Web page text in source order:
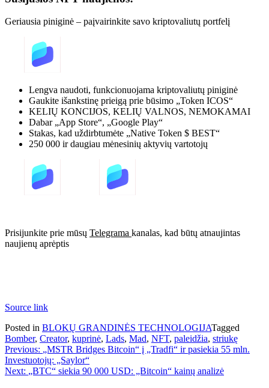
Geriausia piniginė – paįvairinkite savo kriptovaliutų portfelį
Lengva naudoti, funkcionuojama kriptovaliutų piniginė
Gaukite išankstinę prieigą prie būsimo „Token ICOS“
KELIŲ KONCIJOS, KELIŲ VALNOS, NEMOKAMAI
Dabar „App Store“, „Google Play“
Stakas, kad uždirbtumėte „Native Token $ BEST“
250 000 ir daugiau mėnesinių aktyvių vartotojų
Prisijunkite prie mūsų Telegrama kanalas, kad būtų atnaujintas
naujienų aprėptis
Source link
Posted in BLOKŲ GRANDINĖS TECHNOLOGIJATagged
Bomber, Creator, kuprinė, Lads, Mad, NFT, paleidžia, striukę
Navigacija
tarp
Previous: „MSTR Bridges Bitcoin“ į „Tradfi“ ir pasiekia 55 mln.
Investuotojų: „Saylor“
Next: „BTC“ siekia 90 000 USD: „Bitcoin“ kainų analizė